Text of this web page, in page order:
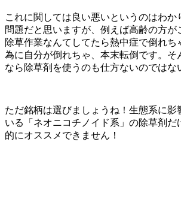
これに関しては良い悪いというのはわか
問題だと思いますが、例えば高齢の方が
除草作業なんてしてたら熱中症で倒れち
為に自分が倒れちゃ、本末転倒です。そ
なら除草剤を使うのも仕方ないのではな
ただ銘柄は選びましょうね！生態系に影
いる「ネオニコチノイド系」の除草剤だ
的にオススメできません！